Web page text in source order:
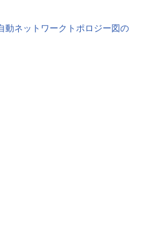
動ネットワークトポロジー図の